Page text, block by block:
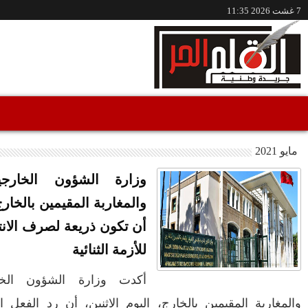
الإفريقي
لا ينبغي
الحقيقية
رئيس الحكومة
مقاطع فيديو
حين تكون الصحافة
صوتًا للعدالة..قضية
متابعة حميد طولست
إعفاء الواليين الجامعي
وشوراق..طقوس
صادمة وملتمس